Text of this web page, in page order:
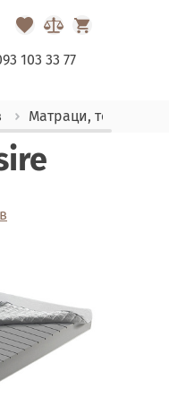
103 33 77
Матраци, текстиль